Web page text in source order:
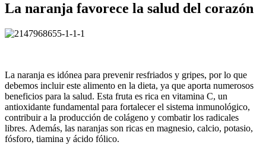
La naranja favorece la salud del corazón
La naranja es idónea para prevenir resfriados y gripes, por lo que
debemos incluir este alimento en la dieta, ya que aporta numerosos
beneficios para la salud. Esta fruta es rica en vitamina C, un
antioxidante fundamental para fortalecer el sistema inmunológico,
contribuir a la producción de colágeno y combatir los radicales
libres. Además, las naranjas son ricas en magnesio, calcio, potasio,
fósforo, tiamina y ácido fólico.